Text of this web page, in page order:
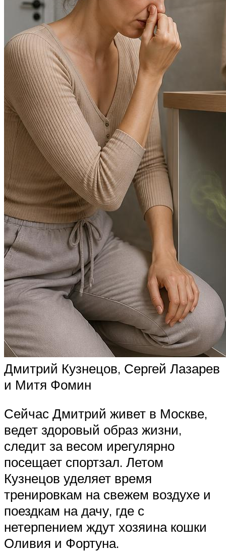
Дмитрий Кузнецов, Сергей Лазарев
и Митя Фомин
Сейчас Дмитрий живет в Москве,
ведет здоровый образ жизни,
следит за весом ирегулярно
посещает спортзал. Летом
Кузнецов уделяет время
тренировкам на свежем воздухе и
поездкам на дачу, где с
нетерпением ждут хозяина кошки
Оливия и Фортуна.